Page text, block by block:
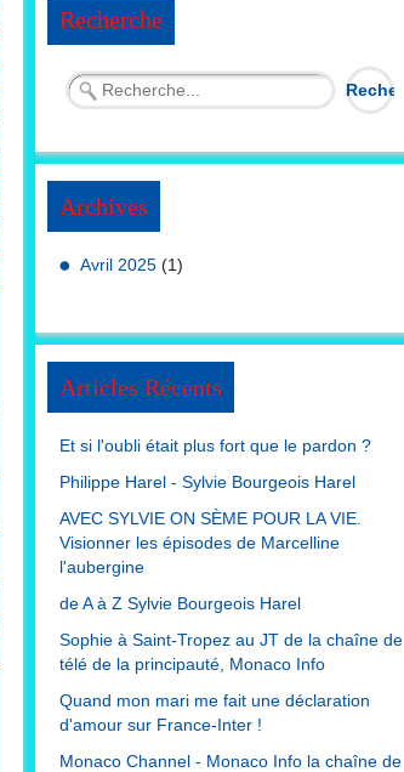
Recherche
Archives
Avril 2025 (1)
Articles Récents
Et si l'oubli était plus fort que le pardon ?
Philippe Harel - Sylvie Bourgeois Harel
AVEC SYLVIE ON SÈME POUR LA VIE.
Visionner les épisodes de Marcelline
l'aubergine
de A à Z Sylvie Bourgeois Harel
Sophie à Saint-Tropez au JT de la chaîne de
télé de la principauté, Monaco Info
Quand mon mari me fait une déclaration
d'amour sur France-Inter !
Monaco Channel - Monaco Info la chaîne de